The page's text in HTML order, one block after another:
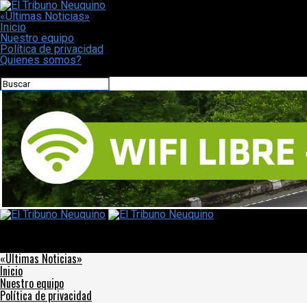
«Últimas Noticias»
Inicio
Nuestro equipo
Política de privacidad
Quienes somos?
«Últimas Noticias»
Inicio
Nuestro equipo
Política de privacidad